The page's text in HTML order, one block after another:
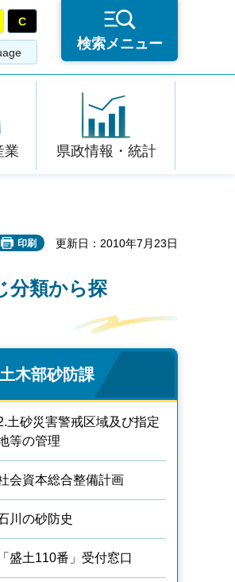
C
検索メニュー
業 県政情報・統計
印刷 更新日：2010年7月23日
分類から探
土木部砂防課
土砂災害警戒区域及び指定
等の管理
会資本総合整備計画
川の砂防史
「盛土110番」受付窓口